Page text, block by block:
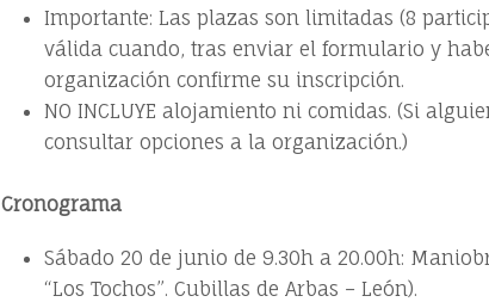
Importante: Las plazas son limitadas (8
válida cuando, tras enviar el formulario y
organización confirme su inscripción.
NO INCLUYE alojamiento ni comidas. (Si
consultar opciones a la organización.)
Cronograma
Sábado 20 de junio de 9.30h a 20.00h:
“Los Tochos”. Cubillas de Arbas – León).